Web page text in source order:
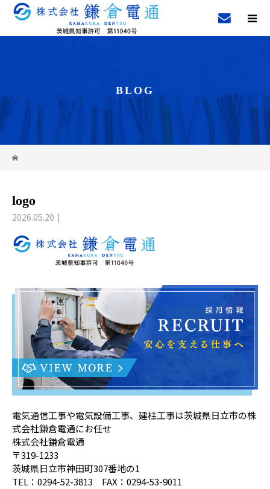
BLOG
logo
2026.05.20
電気通信工事や電気設備工事、建柱工事は茨城県日立市の株
式会社鎌倉電通にお任せ
株式会社鎌倉電通
〒319-1233
茨城県日立市神田町307番地の1
TEL：0294-52-3813 FAX：0294-53-9011